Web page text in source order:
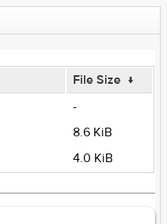
File Size ↓
-
8.6 KiB
4.0 KiB